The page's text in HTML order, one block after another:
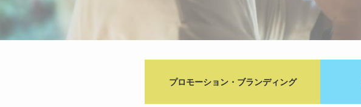
プロモーション・ブランディング